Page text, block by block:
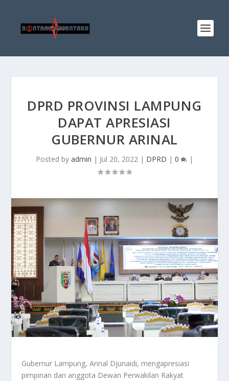
DPRD PROVINSI LAMPUNG
DAPAT APRESIASI
GUBERNUR ARINAL
Posted by admin | Jul 20, 2022 | DPRD | 0 |
Gubernur Lampung, Arinal Djunaidi, mengapresiasi
pimpinan dan anggota Dewan Perwakilan Rakyat